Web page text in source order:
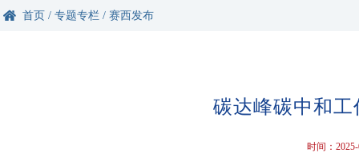
首页 / 专题专栏 / 赛西发布
碳达峰碳中和工
时间：